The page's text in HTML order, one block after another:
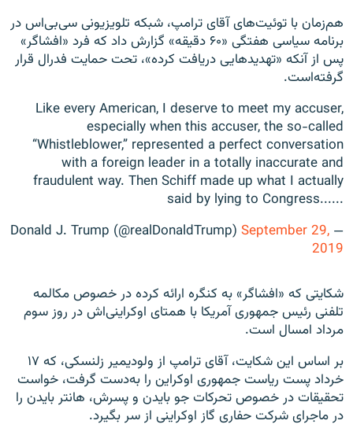
هم‌زمان با توئیت‌های آقای ترامپ، شبکه تلویزیونی سی‌بی‌اس در
برنامه سیاسی هفتگی «۶۰ دقیقه» گزارش داد که فرد «افشاگر»
پس از آنکه «تهدیدهایی دریافت کرده»، تحت حمایت فدرال قرار
گرفته‌است.
Like every American, I deserve to meet my accuser,
especially when this accuser, the so-called
“Whistleblower,” represented a perfect conversation
with a foreign leader in a totally inaccurate and
fraudulent way. Then Schiff made up what I actually
said by lying to Congress......
— Donald J. Trump (@realDonaldTrump)
September 29,
2019
شکایتی که «افشاگر» به کنگره ارائه کرده در خصوص مکالمه
تلفنی رئیس جمهوری آمریکا با همتای اوکراینی‌اش در روز سوم
مرداد امسال است.
بر اساس این شکایت، آقای ترامپ از ولودیمیر زلنسکی، که ۱۷
خرداد پست ریاست جمهوری اوکراین را به‌دست گرفت، خواست
تحقیقات در خصوص تحرکات جو بایدن و پسرش، هانتر بایدن را
در ماجرای شرکت حفاری گاز اوکراینی از سر بگیرد.